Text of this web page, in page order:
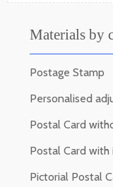
Materials by
Postage Stamp
Personalised
Postal Card
Postal Card
Pictorial Postal